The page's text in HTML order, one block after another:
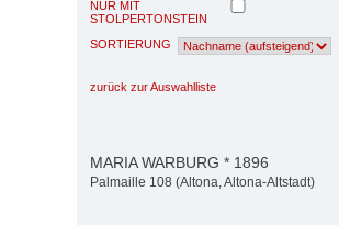
NUR MIT
STOLPERTONSTEIN
SORTIERUNG
zurück zur Auswahlliste
MARIA WARBURG * 1896
Palmaille 108 (Altona, Altona-Altstadt)